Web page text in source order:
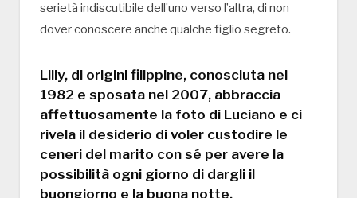
serietà indiscutibile dell’uno verso l’altra, di non
dover conoscere anche qualche figlio segreto.
Lilly, di origini filippine, conosciuta nel
1982 e sposata nel 2007, abbraccia
affettuosamente la foto di Luciano e ci
rivela il desiderio di voler custodire le
ceneri del marito con sé per avere la
possibilità ogni giorno di dargli il
buongiorno e la buona notte.